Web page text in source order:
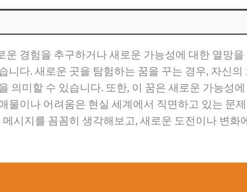
경험을 추구하거나 새로운 가능성에 대한 열망
니다. 새로운 곳을 탐험하는 꿈을 꾸는 경우, 자신
의미할 수 있습니다. 또한, 이 꿈은 새로운 가능성
물이나 어려움은 현실 세계에서 직면하고 있는 문
시지를 꼼꼼히 생각해보고, 새로운 도전이나 변화